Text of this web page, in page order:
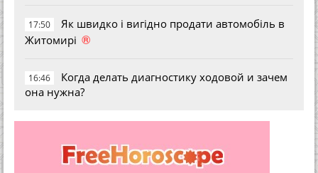
17:50
Як швидко і вигідно продати автомобіль в
Житомирі ®
16:46
Когда делать диагностику ходовой и зачем
она нужна?